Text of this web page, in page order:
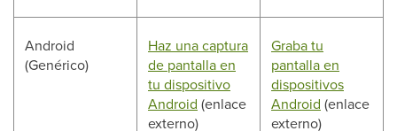
Android
(Genérico)
Haz una captura
de pantalla en
tu dispositivo
Android (enlace
externo)
Graba tu
pantalla en
dispositivos
Android (enlace
externo)